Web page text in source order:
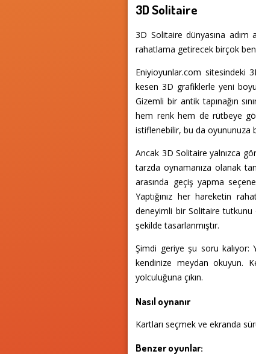
3D Solitaire
3D Solitaire dünyasına
rahatlama getirecek birçok
Eniyioyunlar.com sitesindeki
kesen 3D grafiklerle yeni
Gizemli bir antik tapınağın
hem renk hem de rütbeye
istiflenebilir, bu da oyununuza
Ancak 3D Solitaire yalnızca
tarzda oynamanıza olanak
arasında geçiş yapma
Yaptığınız her hareketin
deneyimli bir Solitaire
şekilde tasarlanmıştır.
Şimdi geriye şu soru kalıyor:
kendinize meydan okuyun.
yolculuğuna çıkın.
Nasıl oynanır
Kartları seçmek ve ekranda
Benzer oyunlar: